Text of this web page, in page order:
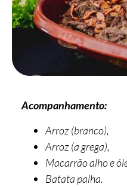
Acompanhamento:
Arroz (branco),
Arroz (a grega),
Macarrão alho e
Batata palha.